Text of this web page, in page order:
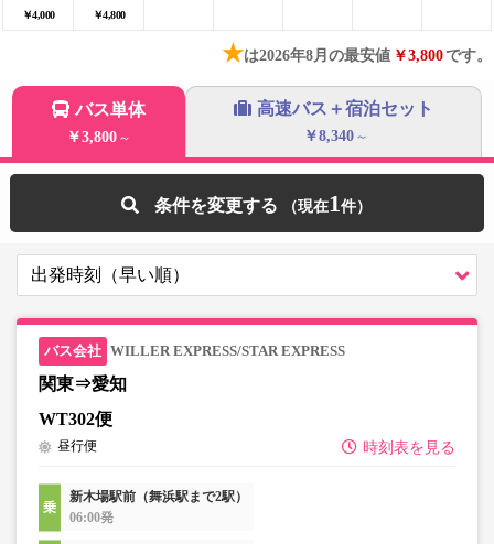
￥4,000 ￥4,800
★は2026年8月の最安値 ￥3,800です。
バス単体
￥3,800 ～
高速バス＋宿泊セット
￥8,340 ～
条件を変更する 1
WILLER EXPRESS/STAR EXPRESS
関東⇒愛知
WT302便
時刻表を見る
昼行便
新木場駅前（舞浜駅まで2駅）
06:00発